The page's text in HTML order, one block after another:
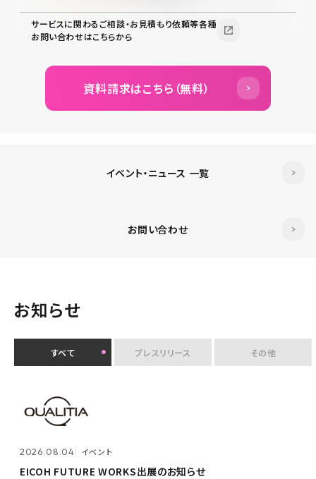
サービスに関わるご相談・お見積もり依頼等各種
お問い合わせはこちらから
資料請求はこちら（無料）
イベント・ニュース 一覧
お問い合わせ
お知らせ
すべて プレスリリース その他
2026.08.04 イベント
EICOH FUTURE WORKS出展のお知らせ
2026.07.30
クオリティアユーザー会『&NEXT』を9月4日に初開
催 〜リアルな交流を通じて、経営理念「つなげる・つな
がる想いを未来へつなぐ」を体現〜
2026.08.03 メンテナンス
ホームページ『メンテナンス作業による一時閉鎖』のお